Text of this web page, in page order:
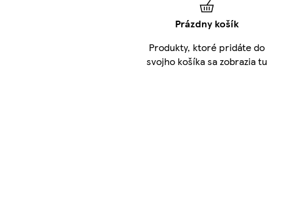
Prázdny košík
Produkty, ktoré pridáte do
svojho košíka sa zobrazia tu